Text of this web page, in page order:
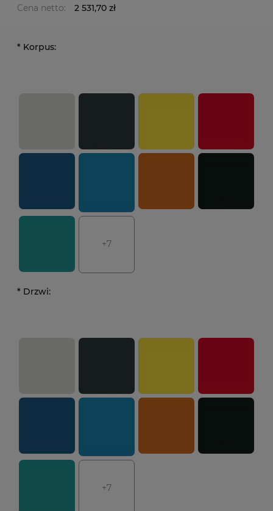
Cena netto: 2 531,70 zł
* Korpus:
+7
* Drzwi:
+7